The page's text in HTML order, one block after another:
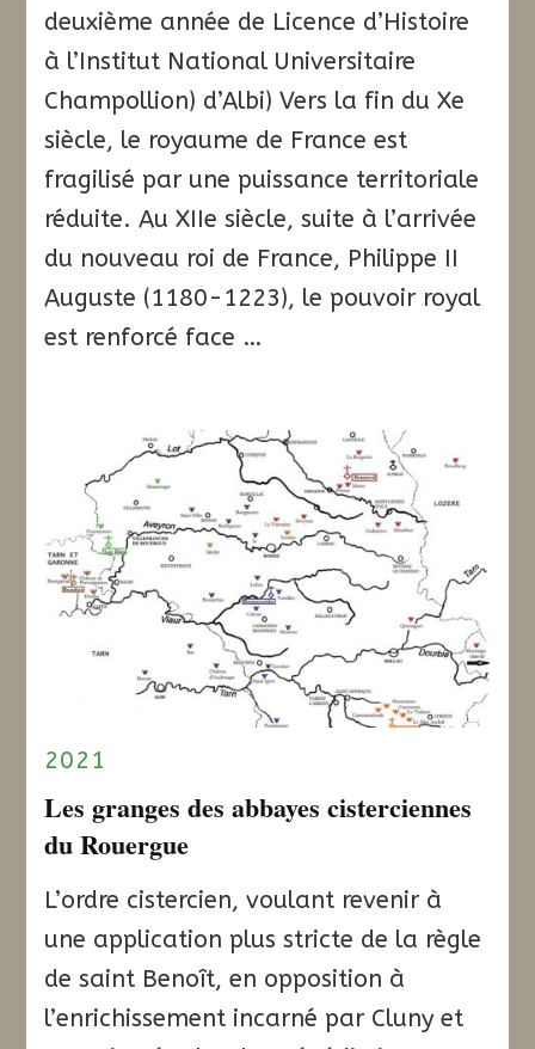
deuxième année de Licence d’Histoire
à l’Institut National Universitaire
Champollion) d’Albi) Vers la fin du Xe
siècle, le royaume de France est
fragilisé par une puissance territoriale
réduite. Au XIIe siècle, suite à l’arrivée
du nouveau roi de France, Philippe II
Auguste (1180-1223), le pouvoir royal
est renforcé face …
2021
Les granges des abbayes cisterciennes
du Rouergue
L’ordre cistercien, voulant revenir à
une application plus stricte de la règle
de saint Benoît, en opposition à
l’enrichissement incarné par Cluny et